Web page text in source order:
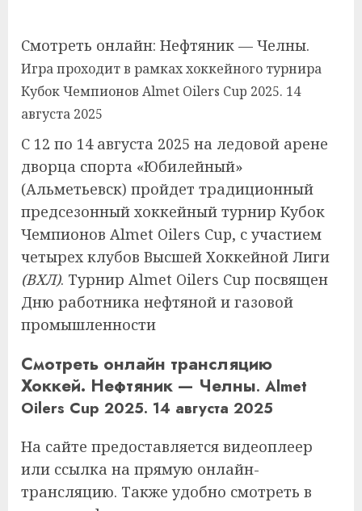
Смотреть онлайн: Нефтяник — Челны.
Игра проходит в рамках хоккейного турнира
Кубок Чемпионов Almet Oilers Cup 2025. 14
августа 2025
С 12 по 14 августа 2025 на ледовой арене
дворца спорта «Юбилейный»
(Альметьевск) пройдет традиционный
предсезонный хоккейный турнир Кубок
Чемпионов Almet Oilers Cup, с участием
четырех клубов Высшей Хоккейной Лиги
(ВХЛ). Турнир Almet Oilers Cup посвящен
Дню работника нефтяной и газовой
промышленности
Смотреть онлайн трансляцию
Хоккей. Нефтяник — Челны. Almet
Oilers Cup 2025. 14 августа 2025
На сайте предоставляется видеоплеер
или ссылка на прямую онлайн-
трансляцию. Также удобно смотреть в